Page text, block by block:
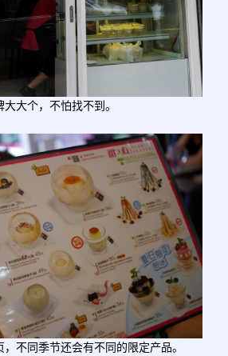
大大个，不怕找不到。
不同季节还会有不同的限定产品。